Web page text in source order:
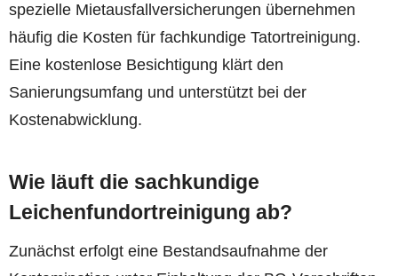
spezielle Mietausfallversicherungen übernehmen
häufig die Kosten für fachkundige Tatortreinigung.
Eine kostenlose Besichtigung klärt den
Sanierungsumfang und unterstützt bei der
Kostenabwicklung.
Wie läuft die sachkundige
Leichenfundortreinigung ab?
Zunächst erfolgt eine Bestandsaufnahme der